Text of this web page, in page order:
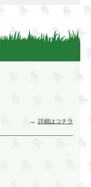
詳細はコチラ